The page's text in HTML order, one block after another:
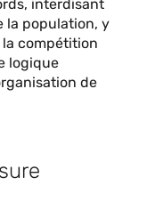
interdisant
la population, y
la compétition
logique
de